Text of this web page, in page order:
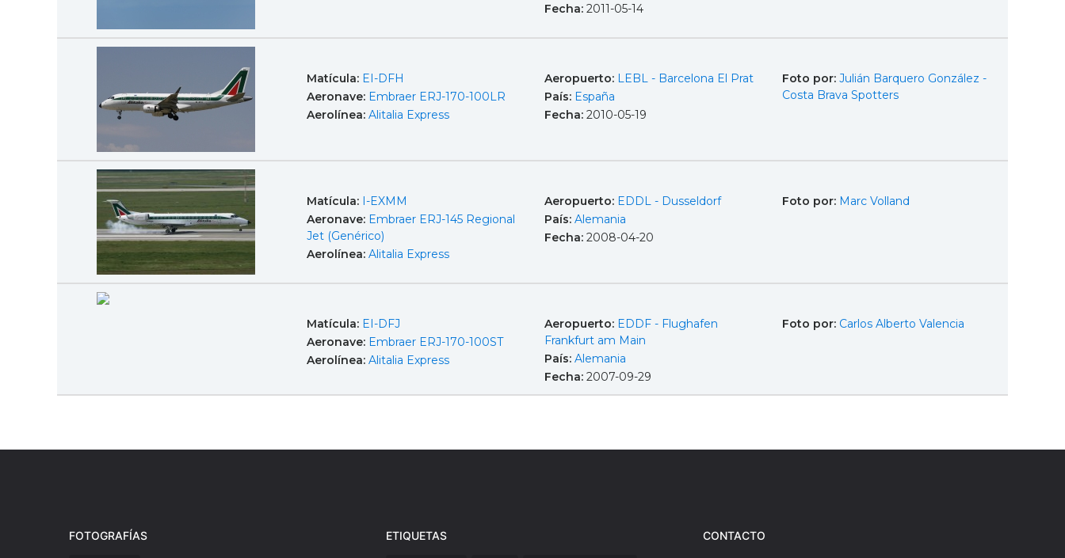
Fecha: 2011-05-14
Matícula: EI-DFH
Aeronave: Embraer ERJ-170-100LR
Aerolínea: Alitalia Express
Aeropuerto: LEBL - Barcelona El Prat
País: España
Fecha: 2010-05-19
Foto por: Julián Barquero González -
Costa Brava Spotters
Matícula: I-EXMM
Aeronave: Embraer ERJ-145 Regional
Jet (Genérico)
Aerolínea: Alitalia Express
Aeropuerto: EDDL - Dusseldorf
País: Alemania
Fecha: 2008-04-20
Foto por: Marc Volland
Matícula: EI-DFJ
Aeronave: Embraer ERJ-170-100ST
Aerolínea: Alitalia Express
Aeropuerto: EDDF - Flughafen
Frankfurt am Main
País: Alemania
Fecha: 2007-09-29
Foto por: Carlos Alberto Valencia
FOTOGRAFÍAS ETIQUETAS CONTACTO